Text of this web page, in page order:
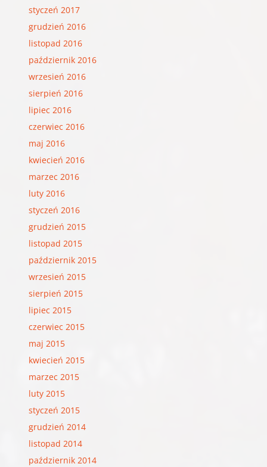
styczeń 2017
grudzień 2016
listopad 2016
październik 2016
wrzesień 2016
sierpień 2016
lipiec 2016
czerwiec 2016
maj 2016
kwiecień 2016
marzec 2016
luty 2016
styczeń 2016
grudzień 2015
listopad 2015
październik 2015
wrzesień 2015
sierpień 2015
lipiec 2015
czerwiec 2015
maj 2015
kwiecień 2015
marzec 2015
luty 2015
styczeń 2015
grudzień 2014
listopad 2014
październik 2014